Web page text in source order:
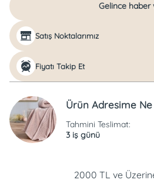
Gelince haber
Satış Noktalarımız
Fiyatı Takip Et
Ürün Adresime Ne
Tahmini Teslimat:
3 iş günü
2000 TL ve